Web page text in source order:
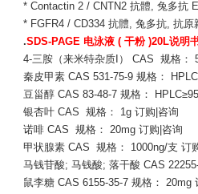
* Contactin 2 / CNTN2 抗體, 兔多
* FGFR4 / CD334 抗體, 兔多抗, 抗
.SDS-PAGE 电泳液 ( 干粉 )20L说明
4-三胺（来米特杂质I） CAS 规格：
秦皮甲素 CAS 531-75-9 规格：
豆甾醇 CAS 83-48-7 规格：
银杏叶 CAS 规格： 1g 订购|咨询
诺啡 CAS 规格： 20mg 订购|咨询
甲状腺素 CAS 规格： 1000ng/支 订
马钱苷酸; 马钱酸; 落干酸 CAS
鼠李糖 CAS 6155-35-7 规格： 20mg